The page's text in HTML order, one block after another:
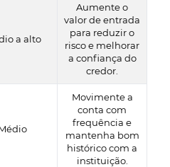
a alto
Aumente o
valor de entrada
para reduzir o
risco e melhorar
a confiança do
credor.
Movimente a
conta com
frequência e
mantenha bom
histórico com a
instituição.